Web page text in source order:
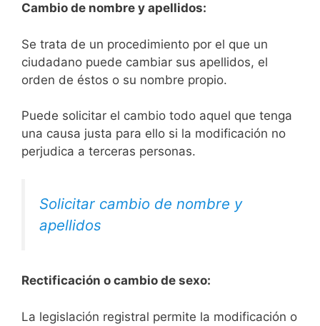
Cambio de nombre y apellidos:
Se trata de un procedimiento por el que un
ciudadano puede cambiar sus apellidos, el
orden de éstos o su nombre propio.
Puede solicitar el cambio todo aquel que tenga
una causa justa para ello si la modificación no
perjudica a terceras personas.
Solicitar cambio de nombre y
apellidos
Rectificación o cambio de sexo:
La legislación registral permite la modificación o